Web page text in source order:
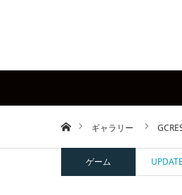
ホームギャラリー
ゲーム UPDATE